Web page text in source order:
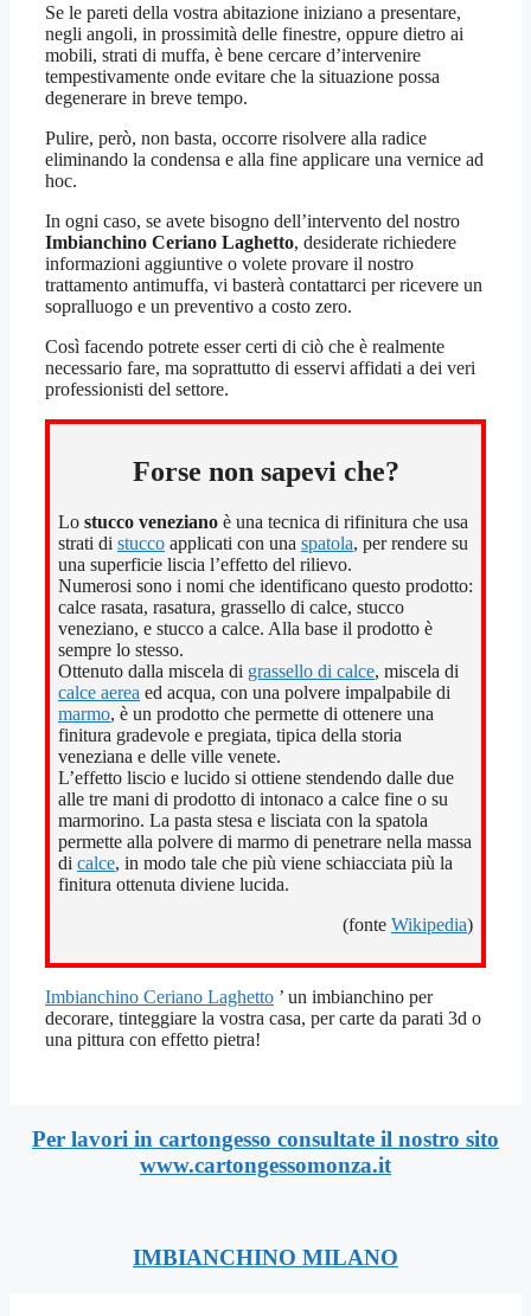
Se le pareti della vostra abitazione iniziano a presentare,
negli angoli, in prossimità delle finestre, oppure dietro ai
mobili, strati di muffa, è bene cercare d’intervenire
tempestivamente onde evitare che la situazione possa
degenerare in breve tempo.
Pulire, però, non basta, occorre risolvere alla radice
eliminando la condensa e alla fine applicare una vernice ad
hoc.
In ogni caso, se avete bisogno dell’intervento del nostro
Imbianchino Ceriano Laghetto, desiderate richiedere
informazioni aggiuntive o volete provare il nostro
trattamento antimuffa, vi basterà contattarci per ricevere un
sopralluogo e un preventivo a costo zero.
Così facendo potrete esser certi di ciò che è realmente
necessario fare, ma soprattutto di esservi affidati a dei veri
professionisti del settore.
Forse non sapevi che?
Lo stucco veneziano è una tecnica di rifinitura che usa
strati di stucco applicati con una spatola, per rendere su
una superficie liscia l’effetto del rilievo.
Numerosi sono i nomi che identificano questo prodotto:
calce rasata, rasatura, grassello di calce, stucco
veneziano, e stucco a calce. Alla base il prodotto è
sempre lo stesso.
Ottenuto dalla miscela di grassello di calce, miscela di
calce aerea ed acqua, con una polvere impalpabile di
marmo, è un prodotto che permette di ottenere una
finitura gradevole e pregiata, tipica della storia
veneziana e delle ville venete.
L’effetto liscio e lucido si ottiene stendendo dalle due
alle tre mani di prodotto di intonaco a calce fine o su
marmorino. La pasta stesa e lisciata con la spatola
permette alla polvere di marmo di penetrare nella massa
di calce, in modo tale che più viene schiacciata più la
finitura ottenuta diviene lucida.
(fonte Wikipedia)
Imbianchino Ceriano Laghetto ’ un imbianchino per
decorare, tinteggiare la vostra casa, per carte da parati 3d o
una pittura con effetto pietra!
Per lavori in cartongesso consultate il nostro sito
www.cartongessomonza.it
IMBIANCHINO MILANO